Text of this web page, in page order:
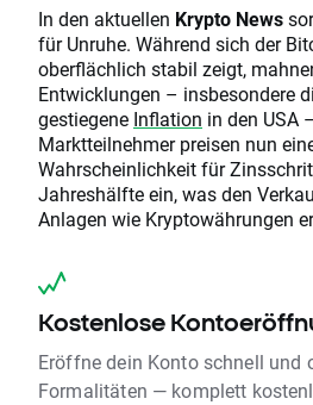
In den aktuellen Krypto News
für Unruhe. Während sich der
oberflächlich stabil zeigt,
Entwicklungen – insbesondere
gestiegene Inflation in den USA
Marktteilnehmer preisen nun
Wahrscheinlichkeit für
Jahreshälfte ein, was den
Anlagen wie Kryptowährungen
Kostenlose
Eröffne dein Konto schnell und
Formalitäten — komplett